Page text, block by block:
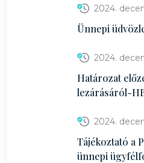
2024.
Ünnepi
2024.
Határozat
lezárásáról-
2024.
Tájékoztató a
ünnepi